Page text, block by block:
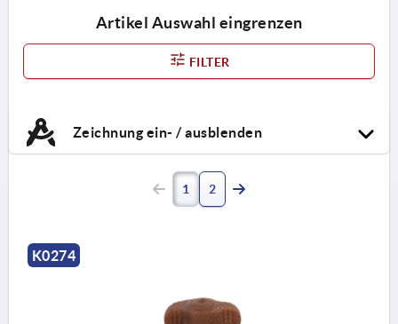
Artikel Auswahl eingrenzen
FILTER
Zeichnung ein- / ausblenden
1 2
K0274